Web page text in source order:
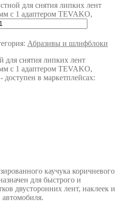
для снятия липких лент
с 1 адаптером TEVAKO,
Абразивы и шлифблоки
для снятия липких лент
с 1 адаптером TEVAKO,
- доступен в маркетплейсах:
каучука коричневого
для быстрого и
двусторонних лент, наклеек и